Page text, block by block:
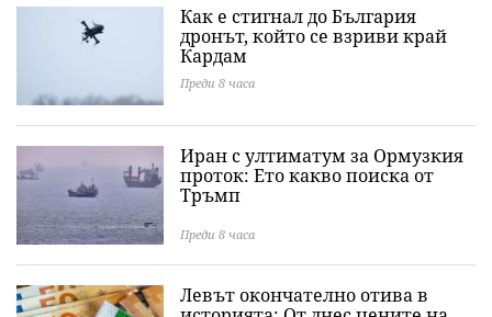
Как е стигнал до България
дронът, който се взриви край
Кардам
Преди 8 часа
Иран с ултиматум за Ормузкия
проток: Ето какво поиска от
Тръмп
Преди 8 часа
Левът окончателно отива в